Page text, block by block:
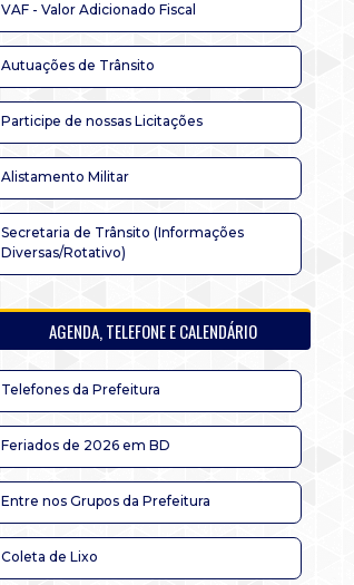
VAF - Valor Adicionado Fiscal
Autuações de Trânsito
Participe de nossas Licitações
Alistamento Militar
Secretaria de Trânsito (Informações
Diversas/Rotativo)
AGENDA, TELEFONE E CALENDÁRIO
Telefones da Prefeitura
Feriados de 2026 em BD
Entre nos Grupos da Prefeitura
Coleta de Lixo